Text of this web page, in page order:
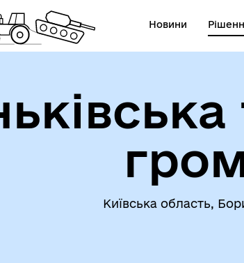
Новини
Київська область,